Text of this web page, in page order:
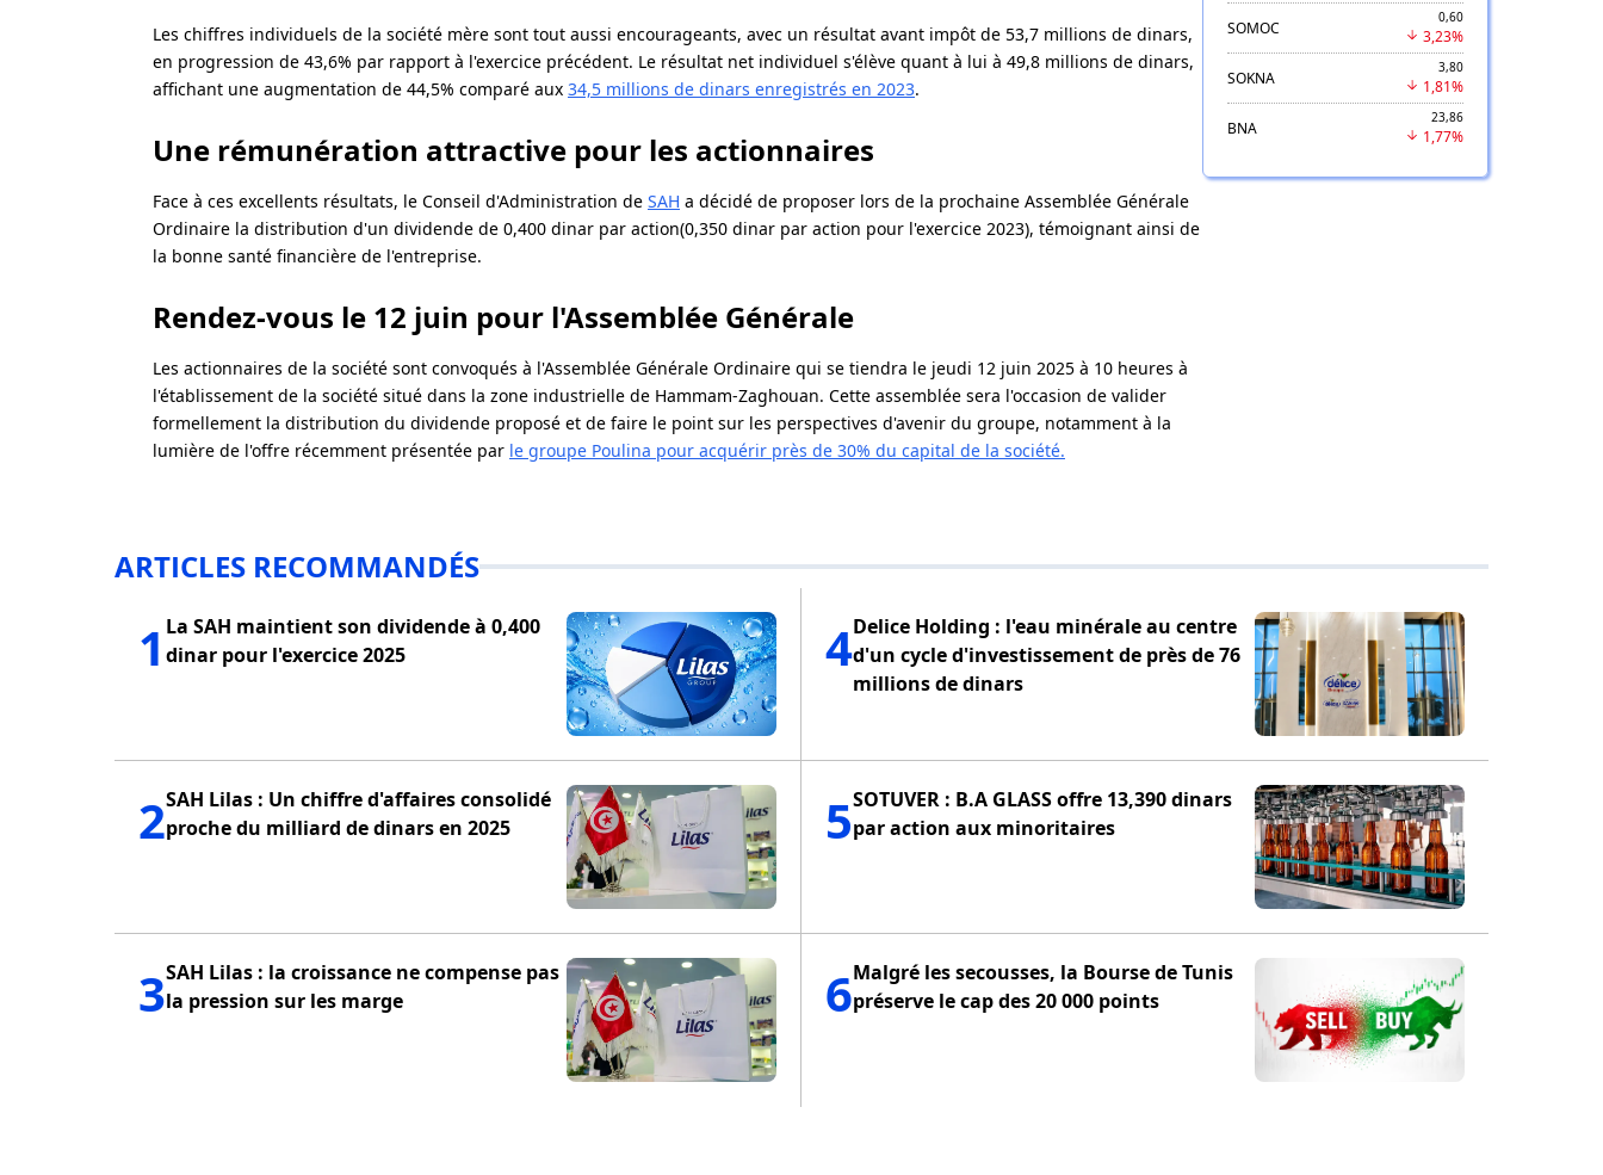
Les chiffres individuels de la société mère sont tout aussi encourageants, avec un résultat avant impôt de 53,7 millions de dinars,
en progression de 43,6% par rapport à l'exercice précédent. Le résultat net individuel s'élève quant à lui à 49,8 millions de dinars,
affichant une augmentation de 44,5% comparé aux 34,5 millions de dinars enregistrés en 2023.
Une rémunération attractive pour les actionnaires
Face à ces excellents résultats, le Conseil d'Administration de SAH a décidé de proposer lors de la prochaine Assemblée Générale
Ordinaire la distribution d'un dividende de 0,400 dinar par action(0,350 dinar par action pour l'exercice 2023), témoignant ainsi de
la bonne santé financière de l'entreprise.
Rendez-vous le 12 juin pour l'Assemblée Générale
Les actionnaires de la société sont convoqués à l'Assemblée Générale Ordinaire qui se tiendra le jeudi 12 juin 2025 à 10 heures à
l'établissement de la société situé dans la zone industrielle de Hammam-Zaghouan. Cette assemblée sera l'occasion de valider
formellement la distribution du dividende proposé et de faire le point sur les perspectives d'avenir du groupe, notamment à la
lumière de l'offre récemment présentée par le groupe Poulina pour acquérir près de 30% du capital de la société.
SOMOC
0,60
3,23%
SOKNA
3,80
1,81%
BNA
23,86
1,77%
ARTICLES RECOMMANDÉS
1 La SAH maintient son dividende à 0,400
dinar pour l'exercice 2025
2SAH Lilas : Un chiffre d'affaires consolidé
proche du milliard de dinars en 2025
3SAH Lilas : la croissance ne compense pas
la pression sur les marge
4Delice Holding : l'eau minérale au centre
d'un cycle d'investissement de près de 76
millions de dinars
5SOTUVER : B.A GLASS offre 13,390 dinars
par action aux minoritaires
6Malgré les secousses, la Bourse de Tunis
préserve le cap des 20 000 points